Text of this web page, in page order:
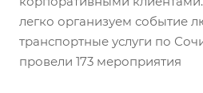
легко организуем событие
транспортные услуги по
провели 173 мероприятия